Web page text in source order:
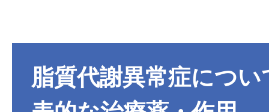
脂質代謝異常症につい